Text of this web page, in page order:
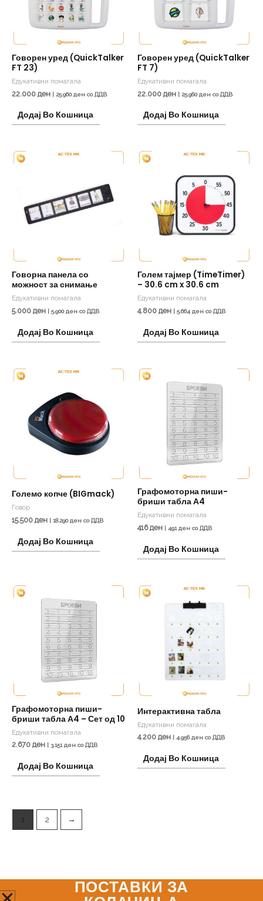
Говорен уред (QuickTalker
FT 23)
Едукативни помагала
22.000 ден 25.960ден со ДДВ
Додај Во Кошница
Говорен уред (QuickTalker
FT 7)
Едукативни помагала
22.000 ден 25.960ден со ДДВ
Додај Во Кошница
Говорна панела со
можност за снимање
Едукативни помагала
5.000 ден 5.900ден со ДДВ
Додај Во Кошница
Голем тајмер (TimeTimer)
– 30.6 cm x 30.6 cm
Едукативни помагала
4.800 ден 5.664 ден со ДДВ
Додај Во Кошница
Големо копче (BIGmack)
Говор
15.500 ден 18.290ден со ДДВ
Додај Во Кошница
Графомоторна пиши-
бриши табла А4
Едукативни помагала
416ден 491 ден со ДДВ
Додај Во Кошница
Графомоторна пиши-
бриши табла А4 – Сет од 10
Едукативни помагала
2.670 ден 3.151ден со ДДВ
Додај Во Кошница
Интерактивна табла
Едукативни помагала
4.200 ден 4.956ден со ДДВ
Додај Во Кошница
1 2 →
Мозаик ПроПОСТАВКИ ЗА